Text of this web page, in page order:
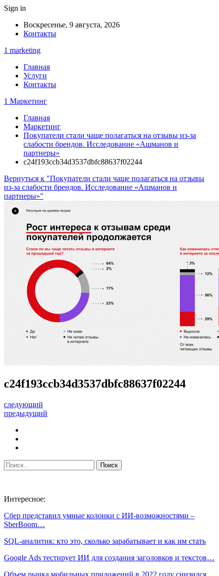
Sign in
Воскресенье, 9 августа, 2026
Контакты
1 marketing
Главная
Услуги
Контакты
1 Маркетинг
Главная
Маркетинг
Покупатели стали чаще полагаться на отзывы из-за
слабости брендов. Исследование «Ашманов и
партнеры»
c24f193ccb34d3537dbfc88637f02244
Вернуться к "Покупатели стали чаще полагаться на отзывы
из-за слабости брендов. Исследование «Ашманов и
партнеры»"
c24f193ccb34d3537dbfc88637f02244
следующий
предыдущий
Интересное:
Сбер представил умные колонки с ИИ-возможностями –
SberBoom…
SQL-аналитик: кто это, сколько зарабатывает и как им стать
Google Ads тестирует ИИ для создания заголовков и текстов…
Объем рынка мобильных приложений в 2022 году снизился